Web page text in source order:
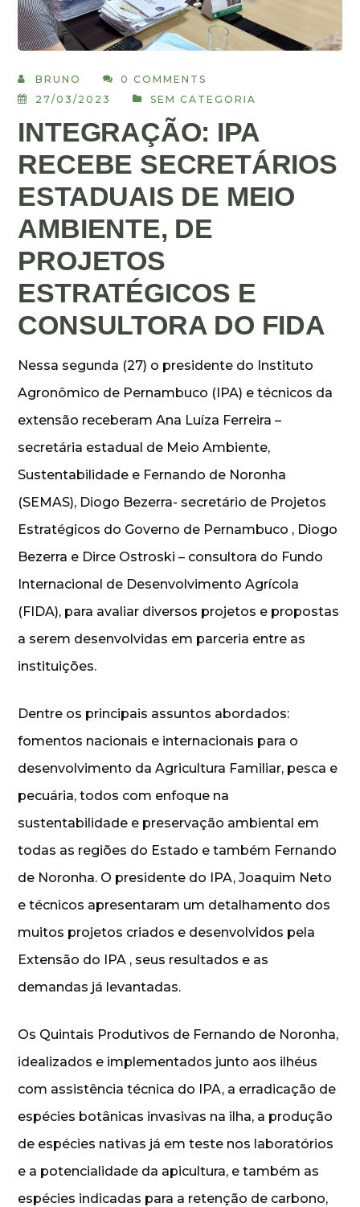
BRUNO
0 COMMENTS
27/03/2023
SEM CATEGORIA
INTEGRAÇÃO: IPA
RECEBE SECRETÁRIOS
ESTADUAIS DE MEIO
AMBIENTE, DE
PROJETOS
ESTRATÉGICOS E
CONSULTORA DO FIDA
Nessa segunda (27) o presidente do Instituto
Agronômico de Pernambuco (IPA) e técnicos da
extensão receberam Ana Luíza Ferreira –
secretária estadual de Meio Ambiente,
Sustentabilidade e Fernando de Noronha
(SEMAS), Diogo Bezerra- secretário de Projetos
Estratégicos do Governo de Pernambuco , Diogo
Bezerra e Dirce Ostroski – consultora do Fundo
Internacional de Desenvolvimento Agrícola
(FIDA), para avaliar diversos projetos e propostas
a serem desenvolvidas em parceria entre as
instituições.
Dentre os principais assuntos abordados:
fomentos nacionais e internacionais para o
desenvolvimento da Agricultura Familiar, pesca e
pecuária, todos com enfoque na
sustentabilidade e preservação ambiental em
todas as regiões do Estado e também Fernando
de Noronha. O presidente do IPA, Joaquim Neto
e técnicos apresentaram um detalhamento dos
muitos projetos criados e desenvolvidos pela
Extensão do IPA , seus resultados e as
demandas já levantadas.
Os Quintais Produtivos de Fernando de Noronha,
idealizados e implementados junto aos ilhéus
com assistência técnica do IPA, a erradicação de
espécies botânicas invasivas na ilha, a produção
de espécies nativas já em teste nos laboratórios
e a potencialidade da apicultura, e também as
espécies indicadas para a retenção de carbono,